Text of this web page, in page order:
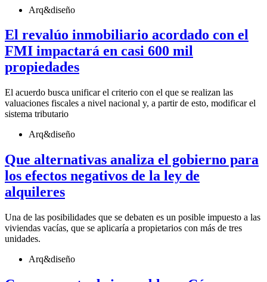
Arq&diseño
El revalúo inmobiliario acordado con el
FMI impactará en casi 600 mil
propiedades
El acuerdo busca unificar el criterio con el que se realizan las
valuaciones fiscales a nivel nacional y, a partir de esto, modificar el
sistema tributario
Arq&diseño
Que alternativas analiza el gobierno para
los efectos negativos de la ley de
alquileres
Una de las posibilidades que se debaten es un posible impuesto a las
viviendas vacías, que se aplicaría a propietarios con más de tres
unidades.
Arq&diseño